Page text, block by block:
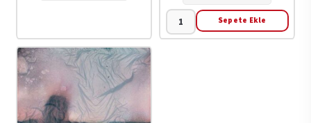
!!!
Sepete Ekle